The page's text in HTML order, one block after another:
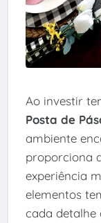
Ao investir
Posta de
ambiente
proporciona
experiência
elementos
cada